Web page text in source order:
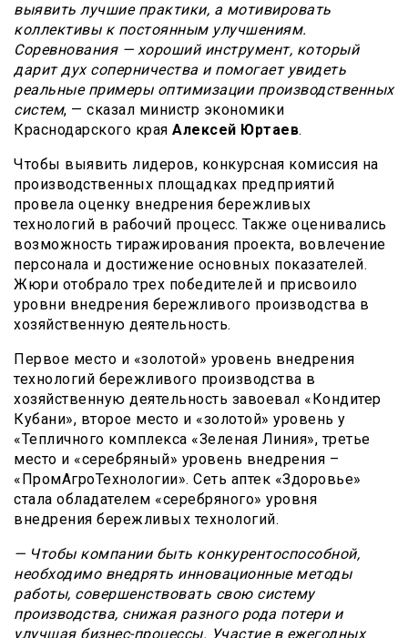
выявить лучшие практики, а мотивировать
коллективы к постоянным улучшениям.
Соревнования — хороший инструмент, который
дарит дух соперничества и помогает увидеть
реальные примеры оптимизации производственных
систем, — сказал министр экономики
Краснодарского края Алексей Юртаев.
Чтобы выявить лидеров, конкурсная комиссия на
производственных площадках предприятий
провела оценку внедрения бережливых
технологий в рабочий процесс. Также оценивались
возможность тиражирования проекта, вовлечение
персонала и достижение основных показателей.
Жюри отобрало трех победителей и присвоило
уровни внедрения бережливого производства в
хозяйственную деятельность.
Первое место и «золотой» уровень внедрения
технологий бережливого производства в
хозяйственную деятельность завоевал «Кондитер
Кубани», второе место и «золотой» уровень у
«Тепличного комплекса «Зеленая Линия», третье
место и «серебряный» уровень внедрения –
«ПромАгроТехнологии». Сеть аптек «Здоровье»
стала обладателем «серебряного» уровня
внедрения бережливых технологий.
— Чтобы компании быть конкурентоспособной,
необходимо внедрять инновационные методы
работы, совершенствовать свою систему
производства, снижая разного рода потери и
улучшая бизнес-процессы. Участие в ежегодных